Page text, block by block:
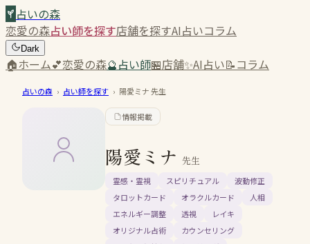
占いの森
恋愛の森占い師を探す店舗を探すAI占いコラム
Dark
🏠ホーム💕恋愛の森🔮占い師🏪店舗✨AI占い📝コラム
占いの森 › 占い師を探す › 陽愛ミナ先生
情報掲載
陽愛ミナ 先生
霊感・霊視 スピリチュアル
波動修正
タロットカード
オラクルカード
人相
エネルギー調整
透視
レイキ
オリジナル占術
カウンセリング